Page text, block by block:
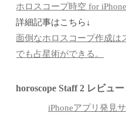
ホロスコープ時空 for iPhone
詳細記事はこちら↓
面倒なホロスコープ作成は
でも占星術ができる。
horoscope Staff 2 レビュー
iPhoneアプリ発見